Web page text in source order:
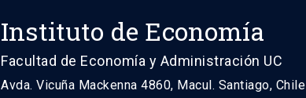
Instituto de Economía
Facultad de Economía y Administración UC
Avda. Vicuña Mackenna 4860, Macul. Santiago, Chile